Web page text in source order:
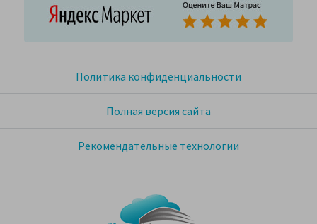
Политика конфиденциальности
Полная версия сайта
Рекомендательные технологии